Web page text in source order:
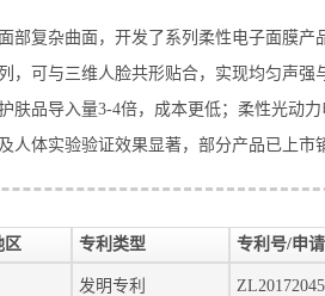
部复杂曲面，开发了系列柔性电子面膜
，可与三维人脸共形贴合，实现均匀声
肤品导入量3-4倍，成本更低；柔性光动
人体实验验证效果显著，部分产品已上市
区 专利类型 专利号/申
发明专利